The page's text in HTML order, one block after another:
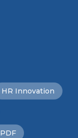
HR Innovation
PDF